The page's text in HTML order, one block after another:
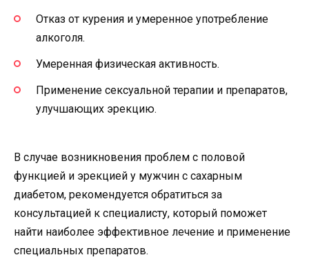
Отказ от курения и умеренное употребление
алкоголя.
Умеренная физическая активность.
Применение сексуальной терапии и препаратов,
улучшающих эрекцию.
В случае возникновения проблем с половой
функцией и эрекцией у мужчин с сахарным
диабетом, рекомендуется обратиться за
консультацией к специалисту, который поможет
найти наиболее эффективное лечение и применение
специальных препаратов.